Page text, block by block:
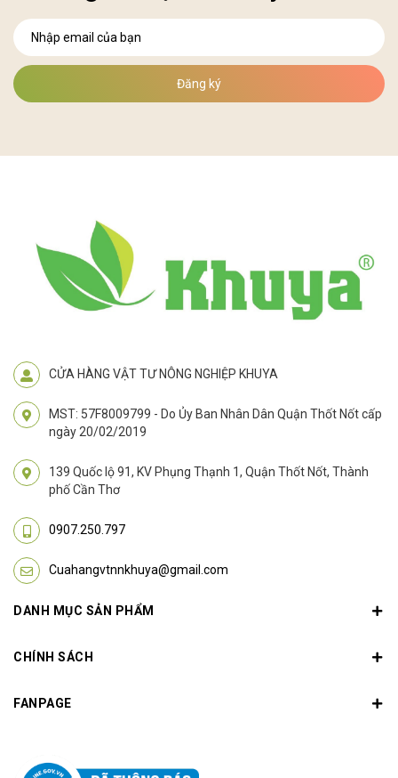
Đăng ký
CỬA HÀNG VẬT TƯ NÔNG NGHIỆP KHUYA
MST: 57F8009799 - Do Ủy Ban Nhân Dân Quận Thốt Nốt cấp
ngày 20/02/2019
139 Quốc lộ 91, KV Phụng Thạnh 1, Quận Thốt Nốt, Thành
phố Cần Thơ
0907.250.797
Cuahangvtnnkhuya@gmail.com
DANH MỤC SẢN PHẨM
CHÍNH SÁCH
FANPAGE